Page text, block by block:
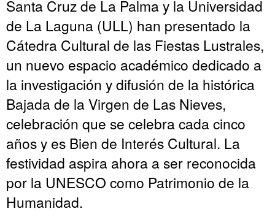
Santa Cruz de La Palma y la Universidad
de La Laguna (ULL) han presentado la
Cátedra Cultural de las Fiestas Lustrales,
un nuevo espacio académico dedicado a
la investigación y difusión de la histórica
Bajada de la Virgen de Las Nieves,
celebración que se celebra cada cinco
años y es Bien de Interés Cultural. La
festividad aspira ahora a ser reconocida
por la UNESCO como Patrimonio de la
Humanidad.